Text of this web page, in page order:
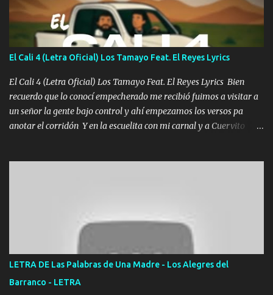
tranquilizando Tomense un buen trago Y así es como empezamos
los versos que voy cantando (Music) A vido alta y bajas La carreta
se atora Pero nunca le aflojamos Ya me han pasado cosas Y
aunque ustedes no sepan Pero la vida es muy corta Hay que
echarle chingazos Y seguir trabajando porque nada es...
El Cali 4 (Letra Oficial) Los Tamayo Feat. El Reyes Lyrics
El Cali 4 (Letra Oficial) Los Tamayo Feat. El Reyes Lyrics Bien
recuerdo que lo conocí empecherado me recibió fuimos a visitar a
un señor la gente bajo control y ahí empezamos los versos pa
anotar el corridón Y en la escuelita con mi carnal y a Cuervito
verde se le extraña pa que sepan Aquí Pura GENTE DE LA RANA 🐸
POR CLAVE ES EL CALI 4 EN LA CIUDAD TIJUANA Música Al
tirante andamos mi carnal atento a cualquier necesidad no porque
se ve limpio el camino nos confiamos al andar y nunca con la
misma piedra me vuelvo a tropezar Cuando ando de enamorado
LETRA DE Las Palabras de Una Madre - Los Alegres del
Barranco - LETRA